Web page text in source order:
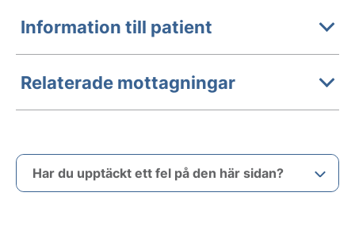
Information till patient
Relaterade mottagningar
Har du upptäckt ett fel på den här sidan?